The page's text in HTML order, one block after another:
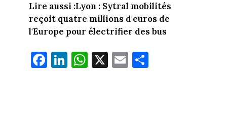
Lire aussi :Lyon : Sytral mobilités
reçoit quatre millions d'euros de
l'Europe pour électrifier des bus
Fa
ce
Li
nk
W
ha
X E
m
Pa
rt